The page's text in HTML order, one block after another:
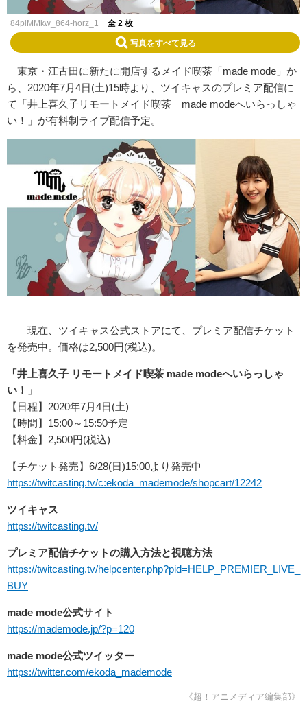
84piMMkw_864-horz_1 全 2 枚
写真をすべて見る
東京・江古田に新たに開店するメイド喫茶「made mode」か
ら、2020年7月4日(土)15時より、ツイキャスのプレミア配信に
て「井上喜久子リモートメイド喫茶 made modeへいらっしゃ
い！」が有料制ライブ配信予定。
現在、ツイキャス公式ストアにて、プレミア配信チケット
を発売中。価格は2,500円(税込)。
「井上喜久子 リモートメイド喫茶 made modeへいらっしゃ
い！」
【日程】2020年7月4日(土)
【時間】15:00～15:50予定
【料金】2,500円(税込)
【チケット発売】6/28(日)15:00より発売中
https://twitcasting.tv/c:ekoda_mademode/shopcart/12242
ツイキャス
https://twitcasting.tv/
プレミア配信チケットの購入方法と視聴方法
https://twitcasting.tv/helpcenter.php?pid=HELP_PREMIER_LIVE_
BUY
made mode公式サイト
https://mademode.jp/?p=120
made mode公式ツイッター
https://twitter.com/ekoda_mademode
《超！アニメディア編集部》